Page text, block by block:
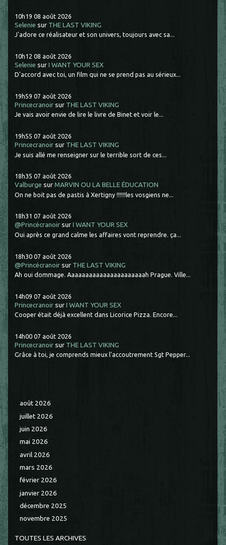
10h19 08 août 2026
Selenie sur THE LAST VIKING
J'adore ce réalisateur et son univers, toujours avec sa...
10h12 08 août 2026
Selenie surI WANT YOUR SEX
D'accord avec toi, un film qui ne se prend pas au sérieux...
19h59 07 août 2026
Princecranoir sur THE LAST VIKING
Je vais avoir envie de lire le livre de Binet et voir le...
19h55 07 août 2026
Princecranoir sur THE LAST VIKING
Je suis allé me renseigner sur le terrible sort de ces...
18h35 07 août 2026
Valburge surMARVIN OU LA BELLE ÉDUCATION
On ne boit pas de pastis à Xertigny !!!!!!les vosgiens ne...
18h31 07 août 2026
@Princécranoir surI WANT YOUR SEX
Oui après ce grand calme les affaires vont reprendre. ça...
18h30 07 août 2026
@Princécranoir sur THE LAST VIKING
Ah oui dommage. Aaaaaaaaaaaaaaaaaaaaaah Prague. Ville...
14h09 07 août 2026
Princecranoir surI WANT YOUR SEX
Cooper était déjà excellent dans Licorice Pizza. Encore...
14h00 07 août 2026
Princecranoir sur THE LAST VIKING
Grâce à toi, je comprends mieux l'accoutrement Sgt Pepper...
août 2026
juillet 2026
juin 2026
mai 2026
avril 2026
mars 2026
février 2026
janvier 2026
décembre 2025
novembre 2025
TOUTES LES ARCHIVES